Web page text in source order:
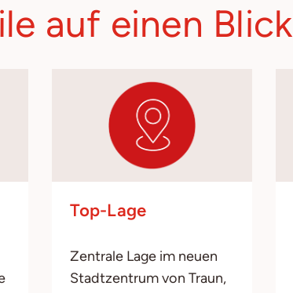
auf einen Blick
Top-Lage
Zentrale Lage im neuen
Stadtzentrum von Traun,